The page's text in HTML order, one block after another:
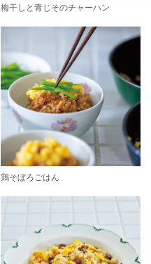
梅干しと青じそのチャーハン
鶏そぼろごはん